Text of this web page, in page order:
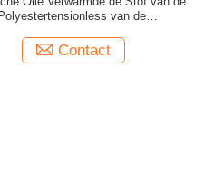
van de
Krimpen Machine
Contact